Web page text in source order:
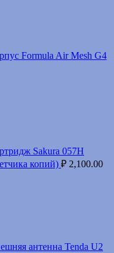
Formula Air Mesh G4
Sakura 057H
копий) ₽ 2,100.00
антенна Tenda U2